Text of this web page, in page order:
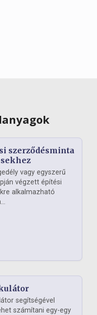
szerződésminta
vagy egyszerű
végzett építési
alkalmazható
segítségével
számítani egy-egy